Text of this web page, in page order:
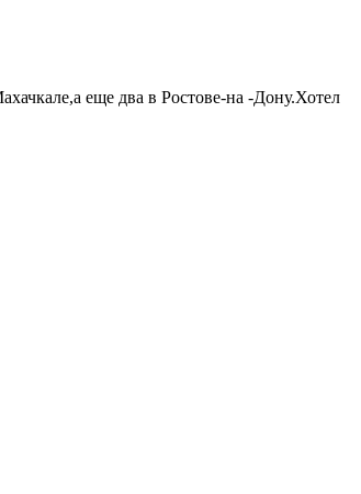
еще два в Ростове-на -Дону.Хотел